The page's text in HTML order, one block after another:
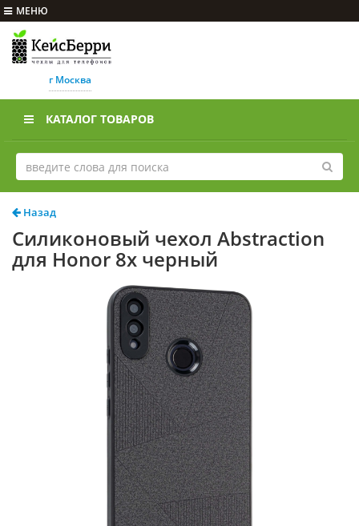
МЕНЮ
г Москва
КАТАЛОГ ТОВАРОВ
Назад
Силиконовый чехол Abstraction
для Honor 8x черный